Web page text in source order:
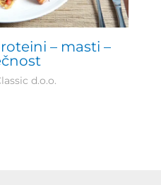
– masti –
d.o.o.